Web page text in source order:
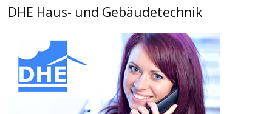
DHE Haus- und Gebäudetechnik